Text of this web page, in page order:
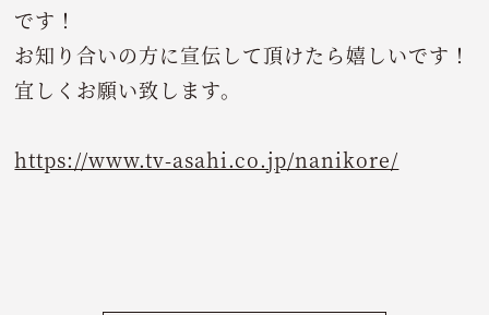
です！
お知り合いの方に宣伝して頂けたら嬉しいです！
宜しくお願い致します。
https://www.tv-asahi.co.jp/nanikore/